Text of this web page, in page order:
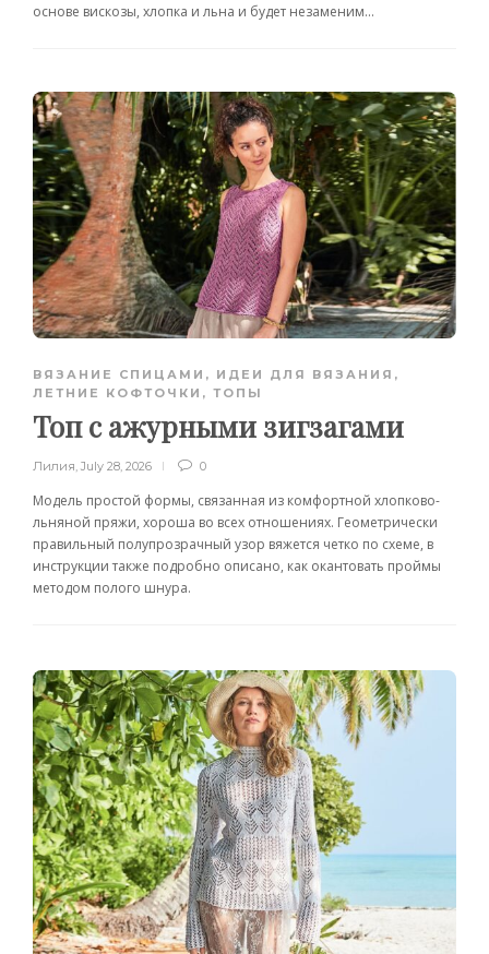
основе вискозы, хлопка и льна и будет незаменим...
ВЯЗАНИЕ СПИЦАМИ , ИДЕИ ДЛЯ ВЯЗАНИЯ ,
ЛЕТНИЕ КОФТОЧКИ, ТОПЫ
Топ с ажурными зигзагами
Лилия, July 28, 2026 0
Модель простой формы, связанная из комфортной хлопково-
льняной пряжи, хороша во всех отношениях. Геометрически
правильный полупрозрачный узор вяжется четко по схеме, в
инструкции также подробно описано, как окантовать проймы
методом полого шнура.